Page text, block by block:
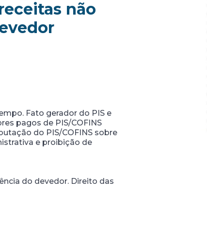
não
Fato gerador do PIS e
pagos de PIS/COFINS
do PIS/COFINS sobre
e proibição de
do devedor. Direito das